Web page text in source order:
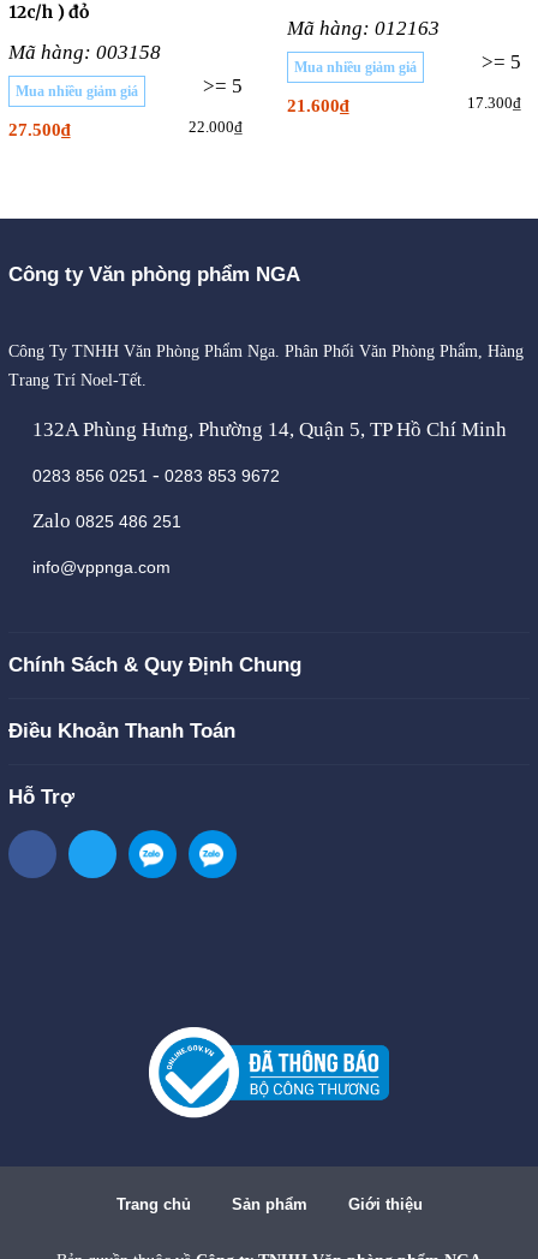
12c/h ) đỏ
Mã hàng: 003158
>= 5
Mua nhiều giảm giá
27.500₫ 22.000₫
Mã hàng: 012163
>= 5
Mua nhiều giảm giá
21.600₫ 17.300₫
Công ty Văn phòng phẩm NGA
Công Ty TNHH Văn Phòng Phẩm Nga. Phân Phối Văn Phòng Phẩm, Hàng
Trang Trí Noel-Tết.
132A Phùng Hưng, Phường 14, Quận 5, TP Hồ Chí Minh
0283 856 0251 - 0283 853 9672
Zalo 0825 486 251
info@vppnga.com
Chính Sách & Quy Định Chung
Điều Khoản Thanh Toán
Hỗ Trợ
Trang chủ Sản phẩm Giới thiệu